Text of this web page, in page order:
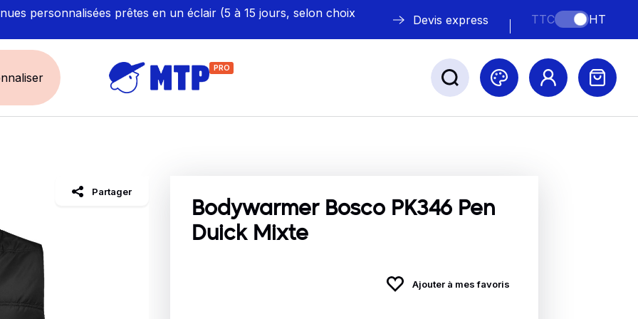
personnalisées prêtes en un éclair (5 à 15 jours, selon choix
Devis express TTC HT
PRO
Santé - Bien-être Made in Europe
Fabriqué en France
Nos marques
Bodywarmer Bosco PK346 Pen
Duick Mixte
Ajouter à mes favoris
Partager